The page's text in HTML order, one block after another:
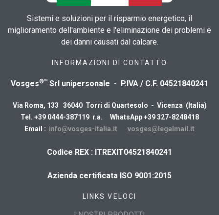
Sistemi e soluzioni per il risparmio energetico, il
miglioramento dell'ambiente e l'eliminazione dei problemi e
dei danni causati dal calcare.
INFORMAZIONI DI CONTATTO
Vosges®™ Srl unipersonale - P.IVA / C.F. 04521840241
Via Roma, 133 36040 Torri di Quartesolo - Vicenza (Italia)
Tel. +39 0444-387119 r.a. WhatsApp +39 327-8248418
Email : info@vosges-italia.it vosges@legalmail.it
​Codice REX : ITREXIT04521840241
Azienda certificata ISO 9001:2015
LINKS VELOCI